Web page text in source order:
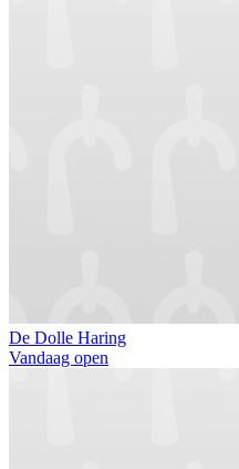
De Dolle Haring
Vandaag open